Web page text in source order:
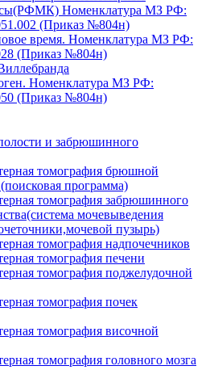
Номенклатура МЗ РФ:
(Приказ №804н)
время. Номенклатура МЗ РФ:
(Приказ №804н)
Номенклатура МЗ РФ:
(Приказ №804н)
и забрюшинного
томография брюшной
программа)
томография забрюшинного
мочевыведения
пузырь)
томография надпочечников
томография печени
томография поджелудочной
томография почек
томография височной
томография головного мозга